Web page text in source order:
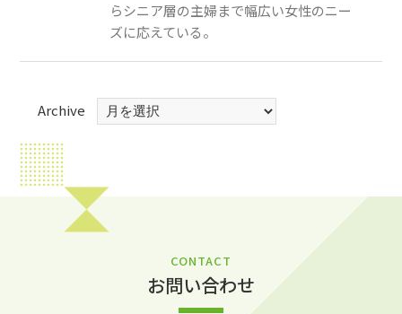
らシニア層の主婦まで幅広い女性のニー
ズに応えている。
Archive
CONTACT
お問い合わせ